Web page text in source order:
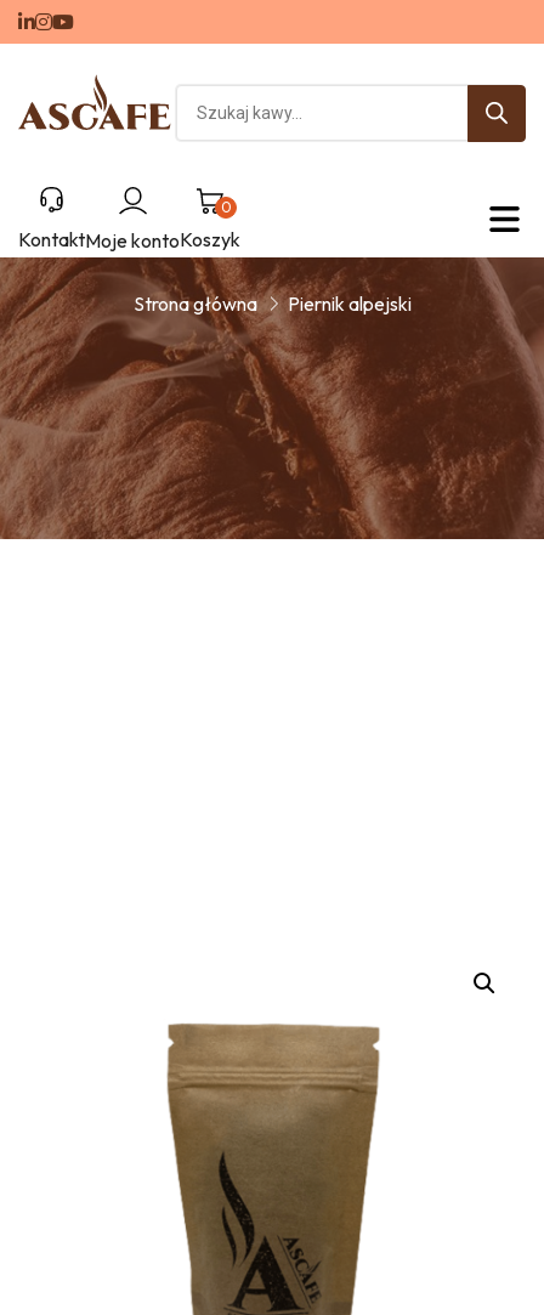
KontaktMoje kontoKoszyk
0
Piernik alpejski
Strona główna Piernik alpejski